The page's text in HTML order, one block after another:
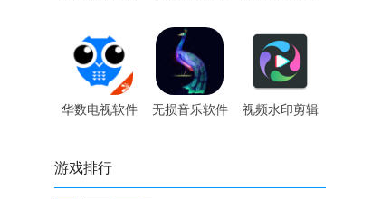
华数电视软件 无损音乐软件
视频水印剪辑
游戏排行